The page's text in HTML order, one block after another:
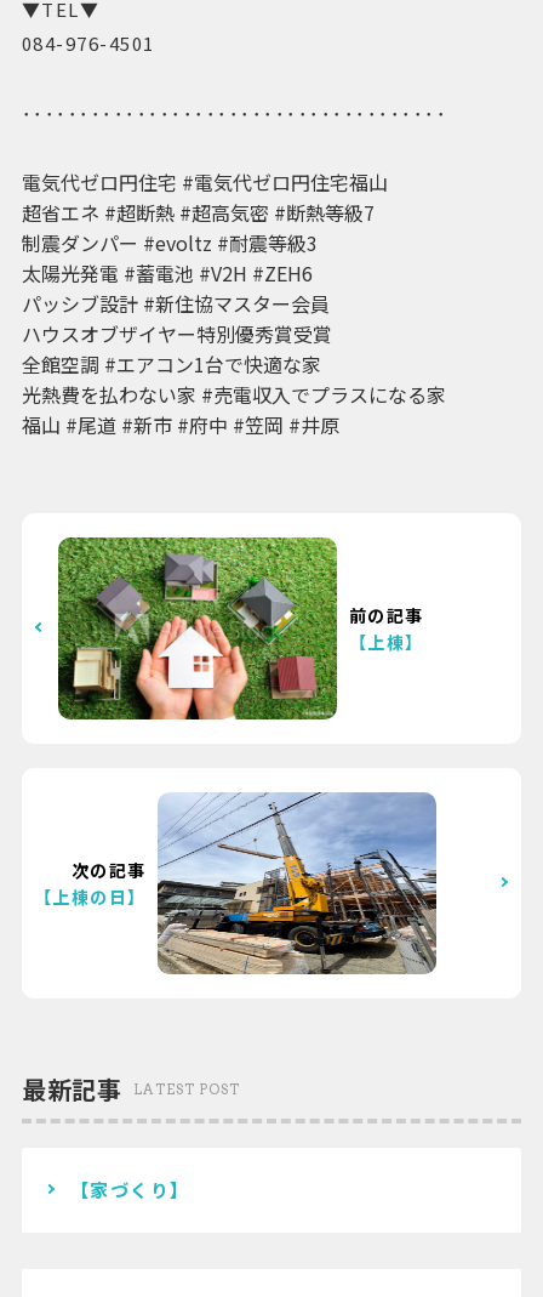
▼TEL▼
084-976-4501
･････････････････････････････････････
電気代ゼロ円住宅 #電気代ゼロ円住宅福山
超省エネ #超断熱 #超高気密 #断熱等級7
制震ダンパー #evoltz #耐震等級3
太陽光発電 #蓄電池 #V2H #ZEH6
パッシブ設計 #新住協マスター会員
ハウスオブザイヤー特別優秀賞受賞
全館空調 #エアコン1台で快適な家
光熱費を払わない家 #売電収入でプラスになる家
福山 #尾道 #新市 #府中 #笠岡 #井原
前の記事
【上棟】
次の記事
【上棟の日】
最新記事 LATEST POST
【家づくり】